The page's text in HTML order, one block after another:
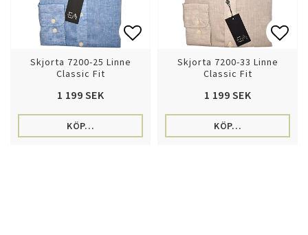
Lägg till i favoritlistan
Skjorta 7200-25 Linne
Classic Fit
1 199 SEK
KÖP…
Skjorta 7200-33 Linne
Classic Fit
1 199 SEK
KÖP…